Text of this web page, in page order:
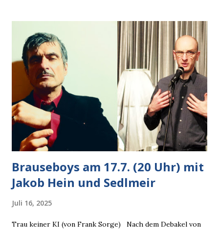
Krähe und ihn an, er die Krähe und mich, wir lächelten
gleichzeitig amüsiert. “Vorsicht!”, sagte ich zu ihm, “im
Wedding muss man immer aufpassen!” “Mach ich!”,
bestätigte der freundliche Nachbar, "Hab alles im Blick!”
Wir fixierten die ertappte Krähe, die sich zurückzog.
Heute ging sie leer aus, Abspann, Ende. Die Brauseboys am
Donnerstag, 4.6. (20 Uhr) Mit Mareike Barmeyer , Jobinski
und Bjarne Haus der Sinne (Ystader St...
Brauseboys am 17.7. (20 Uhr) mit
Jakob Hein und Sedlmeir
Juli 16, 2025
Trau keiner KI (von Frank Sorge) Nach dem Debakel von